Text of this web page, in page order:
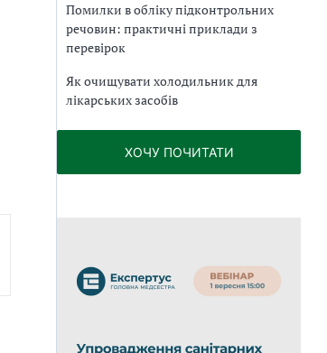
Помилки в обліку підконтрольних
речовин: практичні приклади з
перевірок
Як очищувати холодильник для
лікарських засобів
ХОЧУ ПОЧИТАТИ